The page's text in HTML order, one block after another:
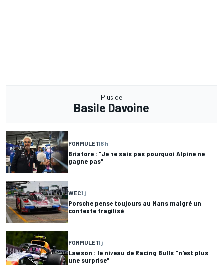
Plus de
Basile Davoine
FORMULE 118 h
Briatore : "Je ne sais pas pourquoi Alpine ne
gagne pas"
WEC1 j
Porsche pense toujours au Mans malgré un
contexte fragilisé
FORMULE 11 j
Lawson : le niveau de Racing Bulls "n'est plus
une surprise"